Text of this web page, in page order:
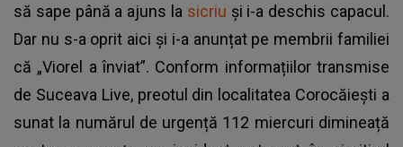
să sape până a ajuns la sicriu și i-a deschis capacul.
Dar nu s-a oprit aici și i-a anunțat pe membrii familiei
că „Viorel a înviat”. Conform informațiilor transmise
de Suceava Live, preotul din localitatea Corocăiești a
sunat la numărul de urgență 112 miercuri dimineață